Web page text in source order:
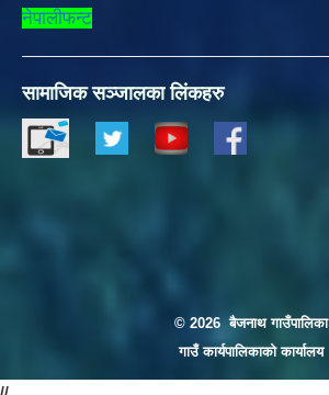
नेपालीफन्ट
सामाजिक सञ्जालका लिंकहरु
© 2026 बैजनाथ गाउँपालिका
गाउँ कार्यपालिकाको कार्यालय